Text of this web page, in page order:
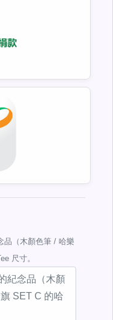
品（木顏色筆 / 哈樂
尺寸。